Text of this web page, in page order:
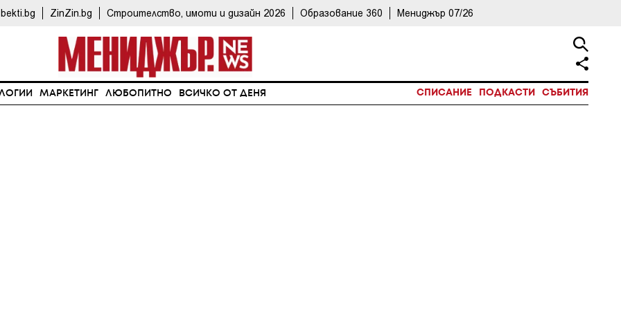
ZinZin.bg Строителство, имоти и дизайн 2026 Образование 360 Мениджър 07/26
МАРКЕТИНГ ЛЮБОПИТНО ВСИЧКО ОТ ДЕНЯ СПИСАНИЕ ПОДКАСТИ СЪБИТИЯ